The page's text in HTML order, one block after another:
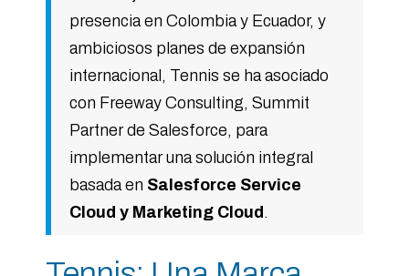
presencia en Colombia y Ecuador, y
ambiciosos planes de expansión
internacional, Tennis se ha asociado
con Freeway Consulting, Summit
Partner de Salesforce, para
implementar una solución integral
basada en Salesforce Service
Cloud y Marketing Cloud .